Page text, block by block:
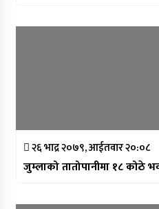
२६ भाद्र २०७९, आईतवार २०:०८
जुम्लाको तातोपानीमा १८ कोठे